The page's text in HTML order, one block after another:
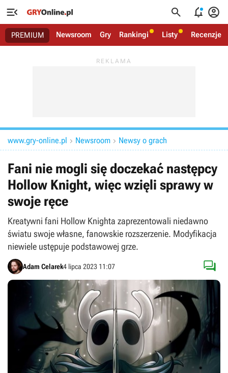
   
PREMIUM Newsroom Gry Rankingi Listy Recenzje
www.gry-online.pl  Newsroom  Newsy o grach
Fani nie mogli się doczekać następcy
Hollow Knight, więc wzięli sprawy w
swoje ręce
Kreatywni fani Hollow Knighta zaprezentowali niedawno
światu swoje własne, fanowskie rozszerzenie. Modyfikacja
niewiele ustępuje podstawowej grze.
Adam Celarek4 lipca 2023 11:07 